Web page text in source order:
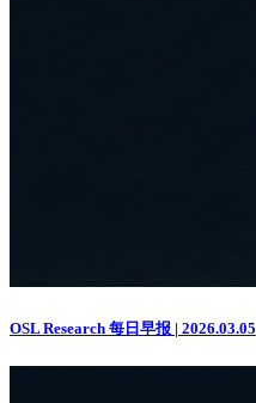
OSL Research 每日早报 | 2026.03.05